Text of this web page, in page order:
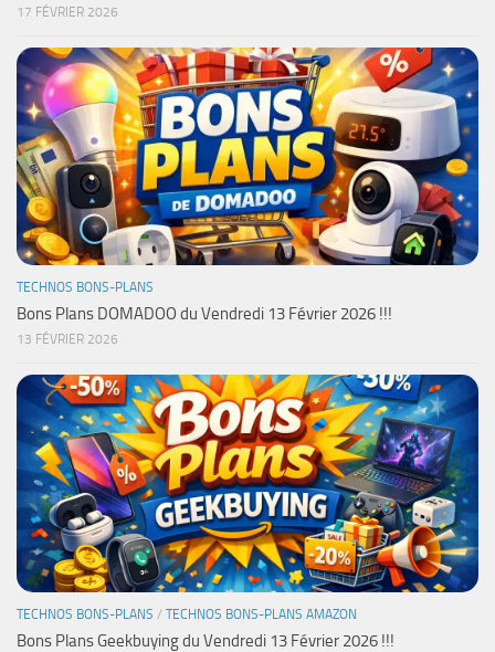
17 FÉVRIER 2026
TECHNOS BONS-PLANS
Bons Plans DOMADOO du Vendredi 13 Février 2026 !!!
13 FÉVRIER 2026
TECHNOS BONS-PLANS / TECHNOS BONS-PLANS AMAZON
Bons Plans Geekbuying du Vendredi 13 Février 2026 !!!